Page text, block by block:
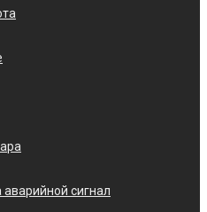
аварийной сигнал